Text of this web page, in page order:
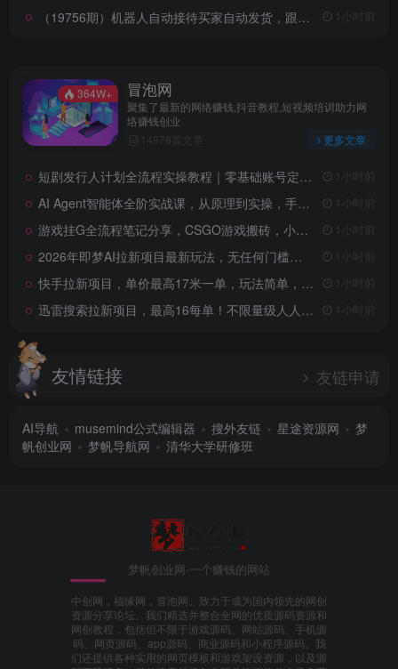
（19756期）机器人自动接待买家自动发货，跟着系统学拼多多虚拟月入1-5万 1小时前
364W+ 冒泡网
聚集了最新的网络赚钱,抖音教程,短视频培训助力网
络赚钱创业
14978篇文章
更多文章
短剧发行人计划全流程实操教程｜零基础账号定位、选剧剪辑、视频制作、发布优化一站式出单变现课 1小时前
AI Agent智能体全阶实战课，从原理到实操，手把手搭建可自动运行的AI Agent 1小时前
游戏挂G全流程笔记分享，CSGO游戏搬砖，小白看了当天学会见收益【揭秘】 1小时前
2026年即梦AI拉新项目最新玩法，无任何门槛，操作非常简单，人人都可做，拉新佣金最高13米每单（更新08月07日） 1小时前
快手拉新项目，单价最高17米一单，玩法简单，0基础也能轻松上手（更新08月07日） 1小时前
迅雷搜索拉新项目，最高16每单！不限量级人人可冲，零门槛上手（更新0807） 1小时前
友情链接 友链申请
AI导航 musemind公式编辑器 搜外友链 星途资源网
梦
帆创业网
梦帆导航网 清华大学研修班
梦帆创业网-一个赚钱的网站
中创网，福缘网，冒泡网。致力于成为国内领先的网创
资源分享论坛。我们精选并整合全网的优质源码资源和
网创教程，包括但不限于游戏源码、网站源码、手机源
码、网页源码、app源码、商业源码和小程序源码。我
们还提供各种实用的网页模板和游戏架设资源，以及源